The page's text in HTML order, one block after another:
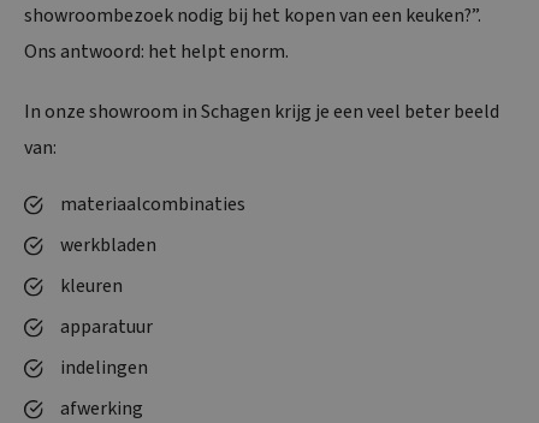
showroombezoek nodig bij het kopen van een keuken?”.
Ons antwoord: het helpt enorm.
In onze showroom in Schagen krijg je een veel beter beeld
van:
materiaalcombinaties
werkbladen
kleuren
apparatuur
indelingen
afwerking